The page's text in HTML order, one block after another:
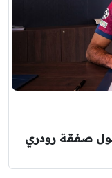
صفقة رودري